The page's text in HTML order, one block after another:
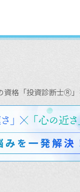
資格「投資診断士Ⓡ」